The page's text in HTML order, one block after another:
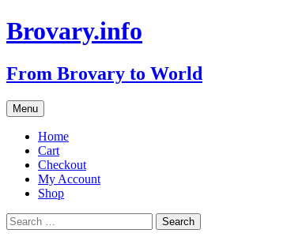
Brovary.info
From Brovary to World
Menu Skip
to
content
Home
Cart
Checkout
My Account
Shop
Search
for: